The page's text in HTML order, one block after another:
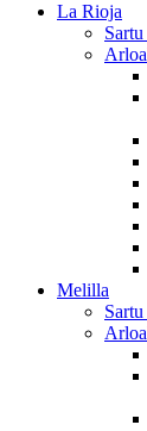
La Rioja
Melilla